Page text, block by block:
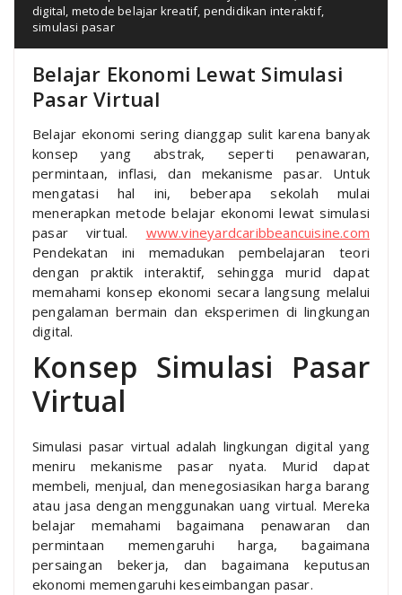
digital, metode belajar kreatif, pendidikan interaktif,
simulasi pasar
Belajar Ekonomi Lewat Simulasi
Pasar Virtual
Belajar ekonomi sering dianggap sulit karena banyak
konsep yang abstrak, seperti penawaran,
permintaan, inflasi, dan mekanisme pasar. Untuk
mengatasi hal ini, beberapa sekolah mulai
menerapkan metode belajar ekonomi lewat simulasi
pasar virtual. www.vineyardcaribbeancuisine.com
Pendekatan ini memadukan pembelajaran teori
dengan praktik interaktif, sehingga murid dapat
memahami konsep ekonomi secara langsung melalui
pengalaman bermain dan eksperimen di lingkungan
digital.
Konsep Simulasi Pasar
Virtual
Simulasi pasar virtual adalah lingkungan digital yang
meniru mekanisme pasar nyata. Murid dapat
membeli, menjual, dan menegosiasikan harga barang
atau jasa dengan menggunakan uang virtual. Mereka
belajar memahami bagaimana penawaran dan
permintaan memengaruhi harga, bagaimana
persaingan bekerja, dan bagaimana keputusan
ekonomi memengaruhi keseimbangan pasar.